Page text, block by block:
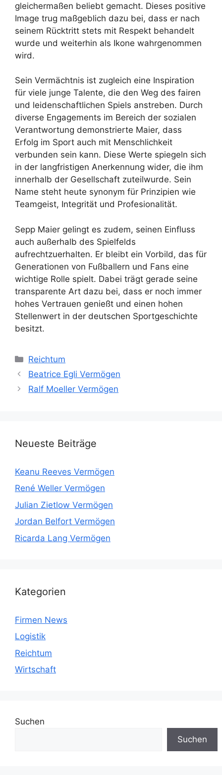
gleichermaßen beliebt gemacht. Dieses positive
Image trug maßgeblich dazu bei, dass er nach
seinem Rücktritt stets mit Respekt behandelt
wurde und weiterhin als Ikone wahrgenommen
wird.
Sein Vermächtnis ist zugleich eine Inspiration
für viele junge Talente, die den Weg des fairen
und leidenschaftlichen Spiels anstreben. Durch
diverse Engagements im Bereich der sozialen
Verantwortung demonstrierte Maier, dass
Erfolg im Sport auch mit Menschlichkeit
verbunden sein kann. Diese Werte spiegeln sich
in der langfristigen Anerkennung wider, die ihm
innerhalb der Gesellschaft zuteilwurde. Sein
Name steht heute synonym für Prinzipien wie
Teamgeist, Integrität und Profesionalität.
Sepp Maier gelingt es zudem, seinen Einfluss
auch außerhalb des Spielfelds
aufrechtzuerhalten. Er bleibt ein Vorbild, das für
Generationen von Fußballern und Fans eine
wichtige Rolle spielt. Dabei trägt gerade seine
transparente Art dazu bei, dass er noch immer
hohes Vertrauen genießt und einen hohen
Stellenwert in der deutschen Sportgeschichte
besitzt.
Kategorien
Reichtum
Beatrice Egli Vermögen
Ralf Moeller Vermögen
Neueste Beiträge
Keanu Reeves Vermögen
René Weller Vermögen
Julian Zietlow Vermögen
Jordan Belfort Vermögen
Ricarda Lang Vermögen
Kategorien
Firmen News
Logistik
Reichtum
Wirtschaft
Suchen
Suchen